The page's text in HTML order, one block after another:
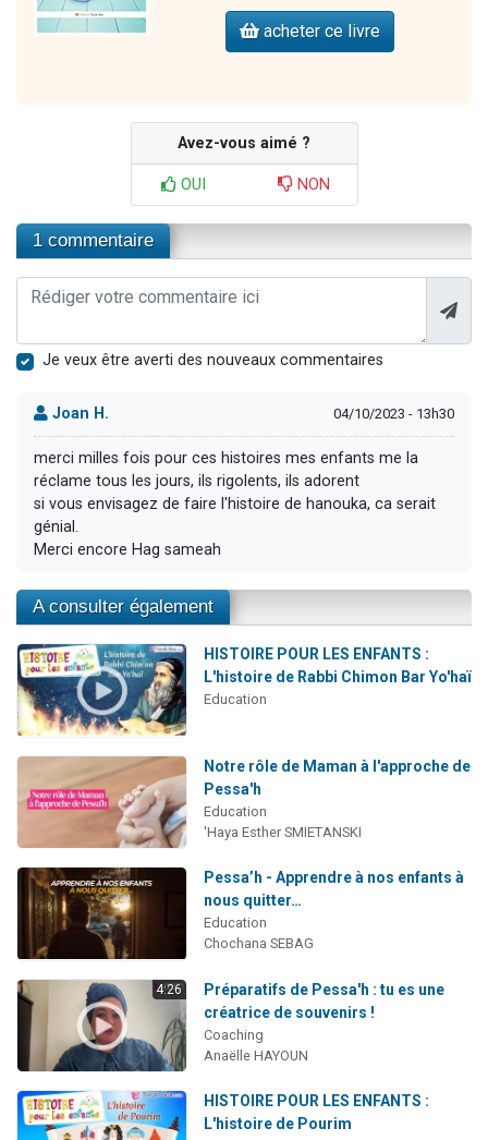
acheter ce livre
Avez-vous aimé ?
OUI NON
1 commentaire
Je veux être averti des nouveaux commentaires
Joan H. 04/10/2023 - 13h30
merci milles fois pour ces histoires mes enfants me la
réclame tous les jours, ils rigolents, ils adorent
si vous envisagez de faire l'histoire de hanouka, ca serait
génial.
Merci encore Hag sameah
A consulter également
HISTOIRE POUR LES ENFANTS :
L'histoire de Rabbi Chimon Bar Yo'haï
Education
Notre rôle de Maman à l'approche de
Pessa'h
Education
'Haya Esther SMIETANSKI
Pessa’h - Apprendre à nos enfants à
nous quitter…
Education
Chochana SEBAG
4:26
Préparatifs de Pessa'h : tu es une
créatrice de souvenirs !
Coaching
Anaëlle HAYOUN
HISTOIRE POUR LES ENFANTS :
L'histoire de Pourim